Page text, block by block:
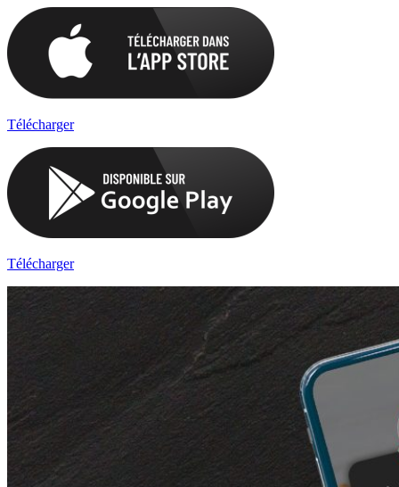
Télécharger
Télécharger